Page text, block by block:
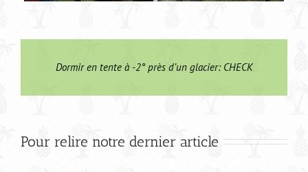
Dormir en tente à -2° près d’un glacier: CHECK
Pour relire notre dernier article